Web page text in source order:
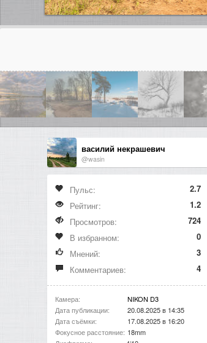
василий некрашевич
@wasin
Пульс:
2.7
Рейтинг:
1.2
Просмотров:
724
В избранном:
0
Мнений:
3
Комментариев:
4
Камера:
NIKON D3
Дата публикации:
20.08.2025 в 14:35
Дата съёмки:
17.08.2025 в 16:20
Фокусное расстояние: 18mm